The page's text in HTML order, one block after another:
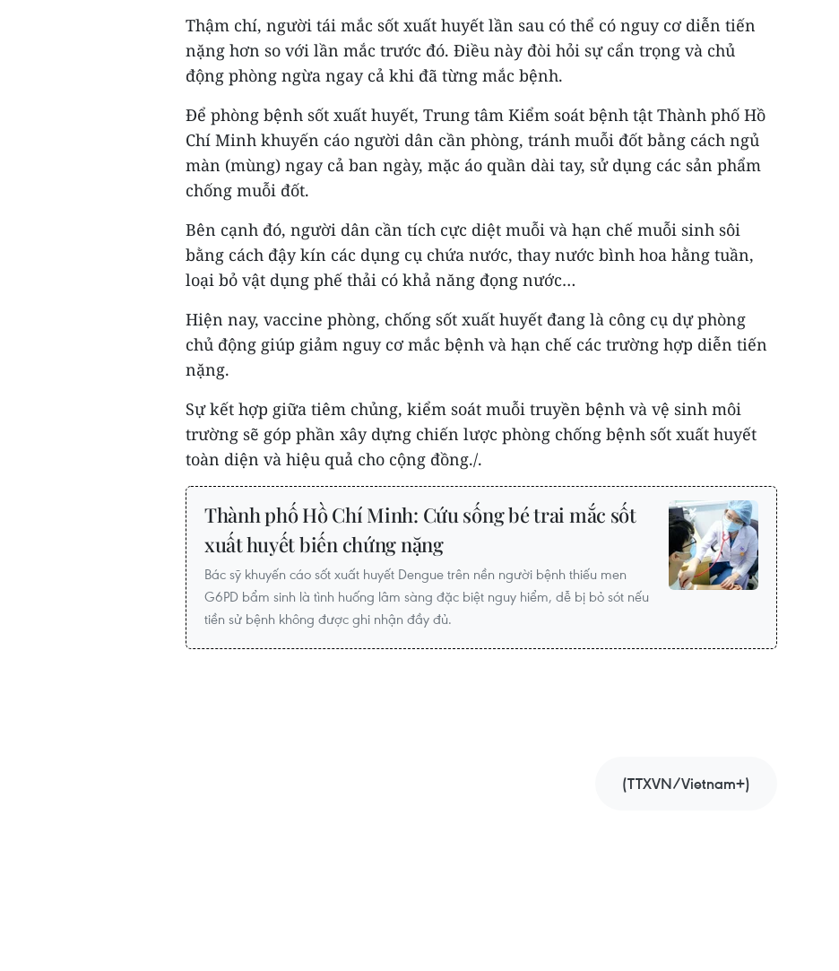
Thậm chí, người tái mắc sốt xuất huyết lần sau có thể có nguy cơ diễn tiến
nặng hơn so với lần mắc trước đó. Điều này đòi hỏi sự cẩn trọng và chủ
động phòng ngừa ngay cả khi đã từng mắc bệnh.
Để phòng bệnh sốt xuất huyết, Trung tâm Kiểm soát bệnh tật Thành phố Hồ
Chí Minh khuyến cáo người dân cần phòng, tránh muỗi đốt bằng cách ngủ
màn (mùng) ngay cả ban ngày, mặc áo quần dài tay, sử dụng các sản phẩm
chống muỗi đốt.
Bên cạnh đó, người dân cần tích cực diệt muỗi và hạn chế muỗi sinh sôi
bằng cách đậy kín các dụng cụ chứa nước, thay nước bình hoa hằng tuần,
loại bỏ vật dụng phế thải có khả năng đọng nước…
Hiện nay, vaccine phòng, chống sốt xuất huyết đang là công cụ dự phòng
chủ động giúp giảm nguy cơ mắc bệnh và hạn chế các trường hợp diễn tiến
nặng.
Sự kết hợp giữa tiêm chủng, kiểm soát muỗi truyền bệnh và vệ sinh môi
trường sẽ góp phần xây dựng chiến lược phòng chống bệnh sốt xuất huyết
toàn diện và hiệu quả cho cộng đồng./.
Thành phố Hồ Chí Minh: Cứu sống bé trai mắc sốt
xuất huyết biến chứng nặng
Bác sỹ khuyến cáo sốt xuất huyết Dengue trên nền người bệnh thiếu men
G6PD bẩm sinh là tình huống lâm sàng đặc biệt nguy hiểm, dễ bị bỏ sót nếu
tiền sử bệnh không được ghi nhận đầy đủ.
(TTXVN/Vietnam+)